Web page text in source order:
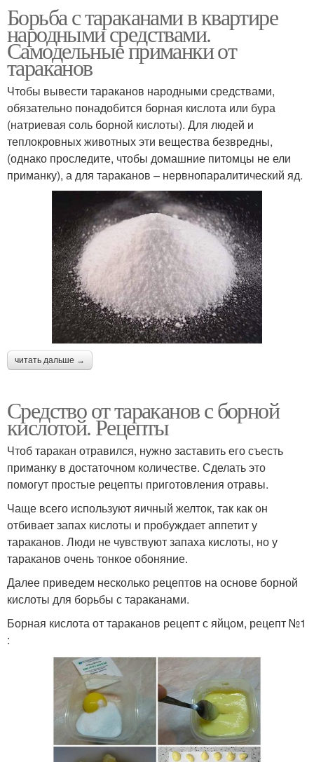
Борьба с тараканами в квартире
народными средствами.
Самодельные приманки от
тараканов
Чтобы вывести тараканов народными средствами,
обязательно понадобится борная кислота или бура
(натриевая соль борной кислоты). Для людей и
теплокровных животных эти вещества безвредны,
(однако проследите, чтобы домашние питомцы не ели
приманку), а для тараканов – нервнопаралитический яд.
читать дальше →
Средство от тараканов с борной
кислотой. Рецепты
Чтоб таракан отравился, нужно заставить его съесть
приманку в достаточном количестве. Сделать это
помогут простые рецепты приготовления отравы.
Чаще всего используют яичный желток, так как он
отбивает запах кислоты и пробуждает аппетит у
тараканов. Люди не чувствуют запаха кислоты, но у
тараканов очень тонкое обоняние.
Далее приведем несколько рецептов на основе борной
кислоты для борьбы с тараканами.
Борная кислота от тараканов рецепт с яйцом, рецепт №1
: